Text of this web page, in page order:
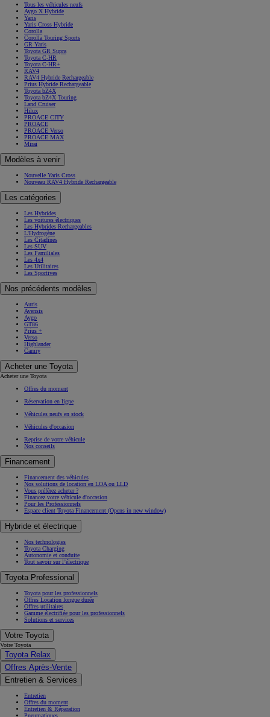
Tous les véhicules neufs
Aygo X Hybride
Yaris
Yaris Cross Hybride
Corolla
Corolla Touring Sports
GR Yaris
Toyota GR Supra
Toyota C-HR
Toyota C-HR+
RAV4
RAV4 Hybride Rechargeable
Prius Hybride Rechargeable
Toyota bZ4X
Toyota bZ4X Touring
Land Cruiser
Hilux
PROACE CITY
PROACE
PROACE Verso
PROACE MAX
Mirai
Modèles à venir
Nouvelle Yaris Cross
Nouveau RAV4 Hybride Rechargeable
Les catégories
Les Hybrides
Les voitures électriques
Les Hybrides Rechargeables
L'Hydrogène
Les Citadines
Les SUV
Les Familiales
Les 4x4
Les Utilitaires
Les Sportives
Nos précédents modèles
Auris
Avensis
Aygo
GT86
Prius +
Verso
Highlander
Camry
Acheter une Toyota
Acheter une Toyota
Offres du moment
Réservation en ligne
Véhicules neufs en stock
Véhicules d'occasion
Reprise de votre véhicule
Nos conseils
Financement
Financement des véhicules
Nos solutions de location en LOA ou LLD
Vous préférez acheter ?
Financez votre véhicule d'occasion
Pour les Professionnels
Espace client Toyota Financement (Opens in new window)
Hybride et électrique
Nos technologies
Toyota Charging
Autonomie et conduite
Tout savoir sur l’électrique
Toyota Professional
Toyota pour les professionnels
Offres Location longue durée
Offres utilitaires
Gamme électrifiée pour les professionnels
Solutions et services
Votre Toyota
Votre Toyota
Toyota Relax
Offres Après-Vente
Entretien & Services
Entretien
Offres du moment
Entretien & Réparation
Pneumatiques